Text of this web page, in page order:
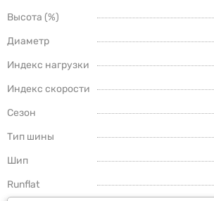
Высота (%)
Диаметр
Индекс нагрузки
Индекс скорости
Сезон
Тип шины
Шип
Runflat